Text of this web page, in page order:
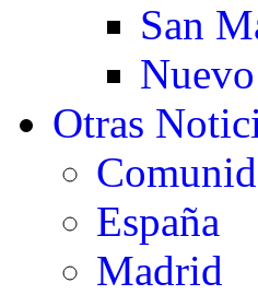
San
Otras
España
Madrid